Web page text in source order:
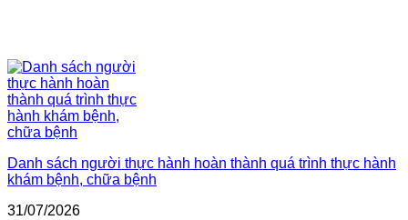
Danh sách người thực hành hoàn thành quá trình thực hành
khám bệnh, chữa bệnh
31/07/2026